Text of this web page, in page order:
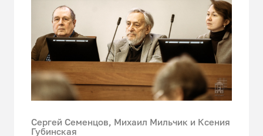
Сергей Семенцов, Михаил Мильчик и Ксения
Губинская